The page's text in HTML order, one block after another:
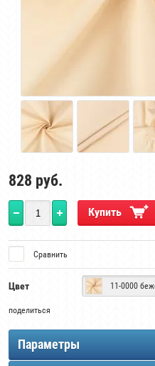
828 руб.
Купить
Сравнить
Цвет 11-0000
поделиться
Параметры